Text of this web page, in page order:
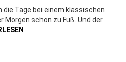
Tage bei einem klassischen
Morgen schon zu Fuß. Und der